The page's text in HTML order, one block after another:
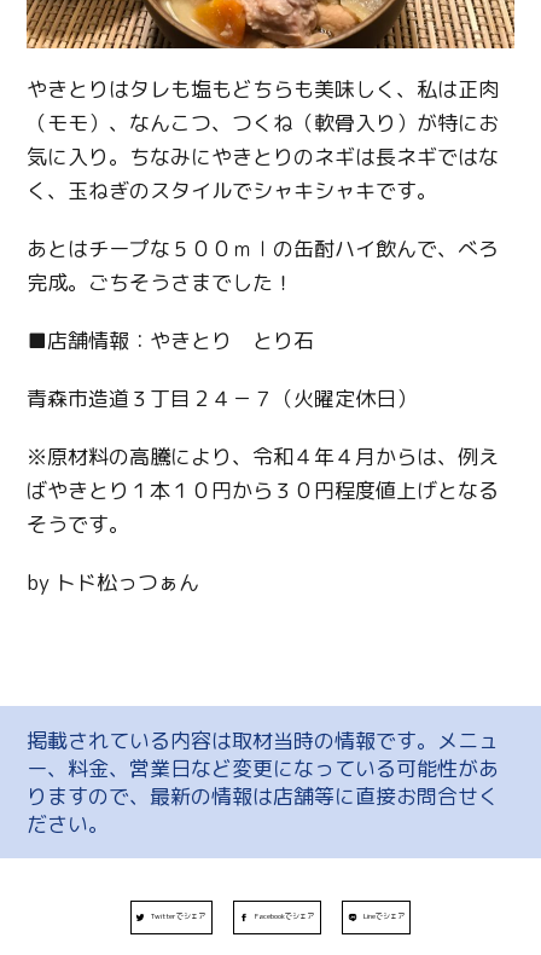
やきとりはタレも塩もどちらも美味しく、私は正肉
（モモ）、なんこつ、つくね（軟骨入り）が特にお
気に入り。ちなみにやきとりのネギは長ネギではな
く、玉ねぎのスタイルでシャキシャキです。
あとはチープな５００ｍｌの缶酎ハイ飲んで、べろ
完成。ごちそうさまでした！
■店舗情報：やきとり とり石
青森市造道３丁目２４－７（火曜定休日）
※原材料の高騰により、令和４年４月からは、例え
ばやきとり１本１０円から３０円程度値上げとなる
そうです。
by トド松っつぁん
掲載されている内容は取材当時の情報です。メニュ
ー、料金、営業日など変更になっている可能性があ
りますので、最新の情報は店舗等に直接お問合せく
ださい。
Twitterでシェア Facebookでシェア Lineでシェア